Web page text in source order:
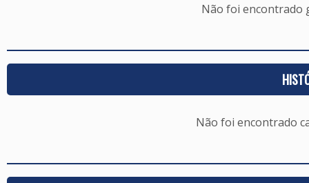
Não foi encontrado
Não foi encontrado